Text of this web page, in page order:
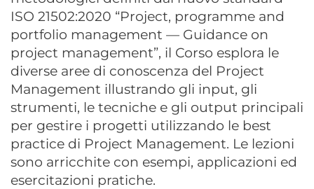
ISO 21502:2020 “Project, programme and
portfolio management — Guidance on
project management”, il Corso esplora le
diverse aree di conoscenza del Project
Management illustrando gli input, gli
strumenti, le tecniche e gli output principali
per gestire i progetti utilizzando le best
practice di Project Management. Le lezioni
sono arricchite con esempi, applicazioni ed
esercitazioni pratiche.